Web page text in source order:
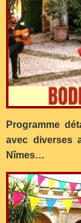
Programme
avec diverses
Nîmes…